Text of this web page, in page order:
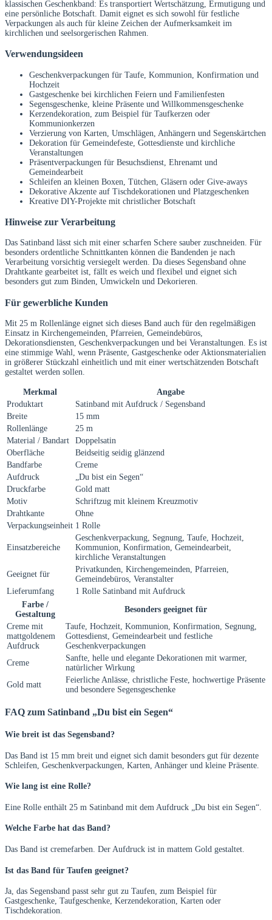
klassischen Geschenkband: Es transportiert Wertschätzung, Ermutigung und
eine persönliche Botschaft. Damit eignet es sich sowohl für festliche
Verpackungen als auch für kleine Zeichen der Aufmerksamkeit im
kirchlichen und seelsorgerischen Rahmen.
Verwendungsideen
Geschenkverpackungen für Taufe, Kommunion, Konfirmation und
Hochzeit
Gastgeschenke bei kirchlichen Feiern und Familienfesten
Segensgeschenke, kleine Präsente und Willkommensgeschenke
Kerzendekoration, zum Beispiel für Taufkerzen oder
Kommunionkerzen
Verzierung von Karten, Umschlägen, Anhängern und Segenskärtchen
Dekoration für Gemeindefeste, Gottesdienste und kirchliche
Veranstaltungen
Präsentverpackungen für Besuchsdienst, Ehrenamt und
Gemeindearbeit
Schleifen an kleinen Boxen, Tütchen, Gläsern oder Give-aways
Dekorative Akzente auf Tischdekorationen und Platzgeschenken
Kreative DIY-Projekte mit christlicher Botschaft
Hinweise zur Verarbeitung
Das Satinband lässt sich mit einer scharfen Schere sauber zuschneiden. Für
besonders ordentliche Schnittkanten können die Bandenden je nach
Verarbeitung vorsichtig versiegelt werden. Da dieses Segensband ohne
Drahtkante gearbeitet ist, fällt es weich und flexibel und eignet sich
besonders gut zum Binden, Umwickeln und Dekorieren.
Für gewerbliche Kunden
Mit 25 m Rollenlänge eignet sich dieses Band auch für den regelmäßigen
Einsatz in Kirchengemeinden, Pfarreien, Gemeindebüros,
Dekorationsdiensten, Geschenkverpackungen und bei Veranstaltungen. Es ist
eine stimmige Wahl, wenn Präsente, Gastgeschenke oder Aktionsmaterialien
in größerer Stückzahl einheitlich und mit einer wertschätzenden Botschaft
gestaltet werden sollen.
Merkmal
Angabe
Produktart
Satinband mit Aufdruck / Segensband
Breite
15 mm
Rollenlänge
25 m
Material / Bandart
Doppelsatin
Oberfläche
Beidseitig seidig glänzend
Bandfarbe
Creme
Aufdruck
„Du bist ein Segen“
Druckfarbe
Gold matt
Motiv
Schriftzug mit kleinem Kreuzmotiv
Drahtkante
Ohne
Verpackungseinheit 1 Rolle
Einsatzbereiche
Geschenkverpackung, Segnung, Taufe, Hochzeit,
Kommunion, Konfirmation, Gemeindearbeit,
kirchliche Veranstaltungen
Geeignet für
Privatkunden, Kirchengemeinden, Pfarreien,
Gemeindebüros, Veranstalter
Lieferumfang
1 Rolle Satinband mit Aufdruck
Farbe /
Gestaltung
Besonders geeignet für
Creme mit
mattgoldenem
Aufdruck
Taufe, Hochzeit, Kommunion, Konfirmation, Segnung,
Gottesdienst, Gemeindearbeit und festliche
Geschenkverpackungen
Creme
Sanfte, helle und elegante Dekorationen mit warmer,
natürlicher Wirkung
Gold matt
Feierliche Anlässe, christliche Feste, hochwertige Präsente
und besondere Segensgeschenke
FAQ zum Satinband „Du bist ein Segen“
Wie breit ist das Segensband?
Das Band ist 15 mm breit und eignet sich damit besonders gut für dezente
Schleifen, Geschenkverpackungen, Karten, Anhänger und kleine Präsente.
Wie lang ist eine Rolle?
Eine Rolle enthält 25 m Satinband mit dem Aufdruck „Du bist ein Segen“.
Welche Farbe hat das Band?
Das Band ist cremefarben. Der Aufdruck ist in mattem Gold gestaltet.
Ist das Band für Taufen geeignet?
Ja, das Segensband passt sehr gut zu Taufen, zum Beispiel für
Gastgeschenke, Taufgeschenke, Kerzendekoration, Karten oder
Tischdekoration.